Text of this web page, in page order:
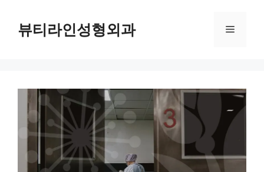
뷰티라인성형외과 메